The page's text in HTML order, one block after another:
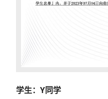
学生：Y同学